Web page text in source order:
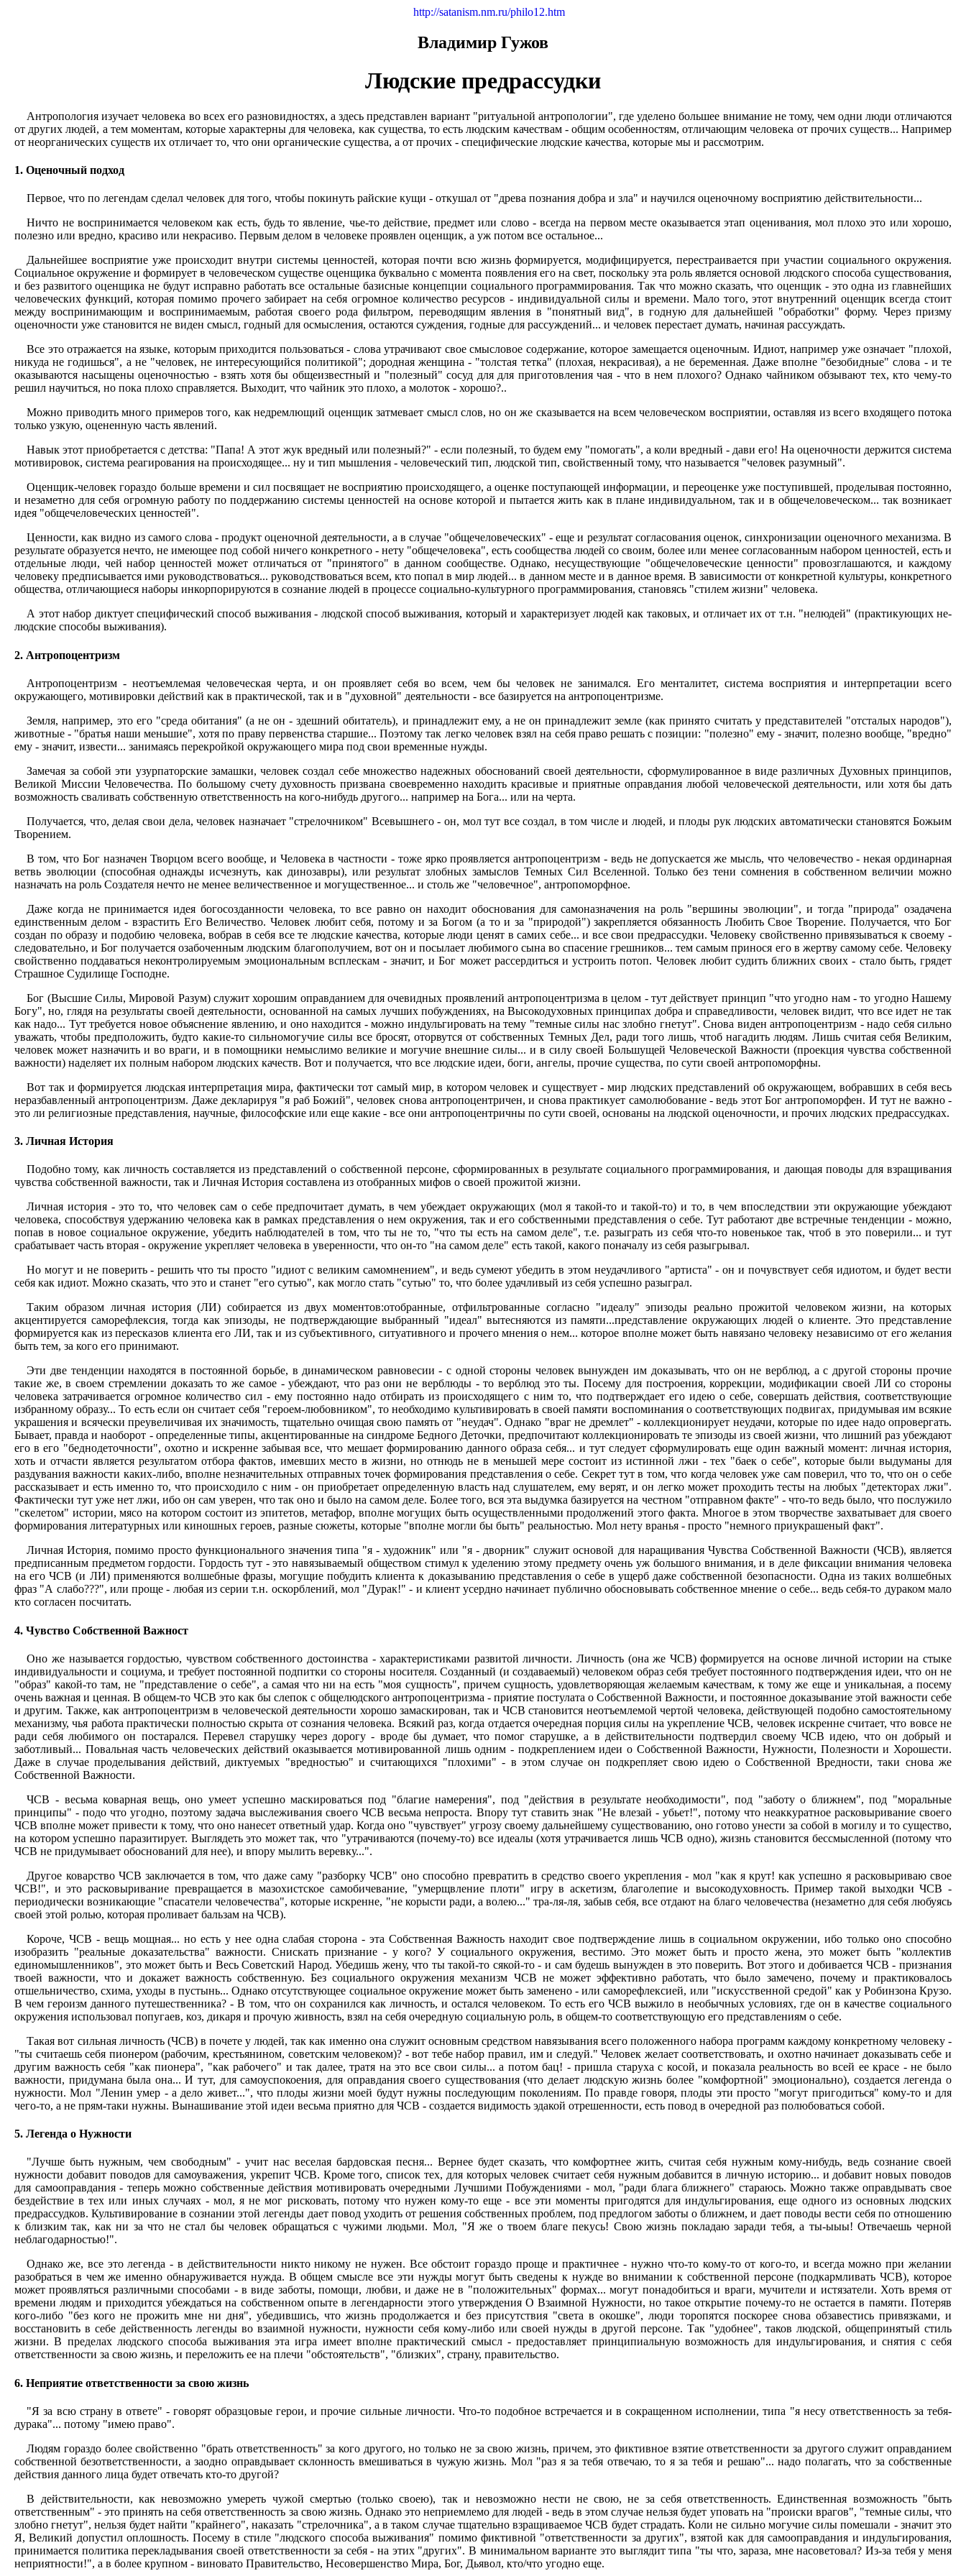
http://satanism.nm.ru/philo12.htm
Владимир Гужов
Людские предрассудки
Антропология изучает человека во всех его разновидностях, а здесь представлен вариант "ритуальной антропологии", где уделено большее внимание не тому, чем одни люди отличаются
от других людей, а тем моментам, которые характерны для человека, как существа, то есть людским качествам - общим особенностям, отличающим человека от прочих существ... Например
от неорганических существ их отличает то, что они органические существа, а от прочих - специфические людские качества, которые мы и рассмотрим.
1. Оценочный подход
Первое, что по легендам сделал человек для того, чтобы покинуть райские кущи - откушал от "древа познания добра и зла" и научился оценочному восприятию действительности...
Ничто не воспринимается человеком как есть, будь то явление, чье-то действие, предмет или слово - всегда на первом месте оказывается этап оценивания, мол плохо это или хорошо,
полезно или вредно, красиво или некрасиво. Первым делом в человеке проявлен оценщик, а уж потом все остальное...
Дальнейшее восприятие уже происходит внутри системы ценностей, которая почти всю жизнь формируется, модифицируется, перестраивается при участии социального окружения.
Социальное окружение и формирует в человеческом существе оценщика буквально с момента появления его на свет, поскольку эта роль является основой людского способа существования,
и без развитого оценщика не будут исправно работать все остальные базисные концепции социального программирования. Так что можно сказать, что оценщик - это одна из главнейших
человеческих функций, которая помимо прочего забирает на себя огромное количество ресурсов - индивидуальной силы и времени. Мало того, этот внутренний оценщик всегда стоит
между воспринимающим и воспринимаемым, работая своего рода фильтром, переводящим явления в "понятный вид", в годную для дальнейшей "обработки" форму. Через призму
оценочности уже становится не виден смысл, годный для осмысления, остаются суждения, годные для рассуждений... и человек перестает думать, начиная рассуждать.
Все это отражается на языке, которым приходится пользоваться - слова утрачивают свое смысловое содержание, которое замещается оценочным. Идиот, например уже означает "плохой,
никуда не годишься", а не "человек, не интересующийся политикой"; дородная женщина - "толстая тетка" (плохая, некрасивая), а не беременная. Даже вполне "безобидные" слова - и те
оказываются насыщены оценочностью - взять хотя бы общеизвестный и "полезный" сосуд для для приготовления чая - что в нем плохого? Однако чайником обзывают тех, кто чему-то
решил научиться, но пока плохо справляется. Выходит, что чайник это плохо, а молоток - хорошо?..
Можно приводить много примеров того, как недремлющий оценщик затмевает смысл слов, но он же сказывается на всем человеческом восприятии, оставляя из всего входящего потока
только узкую, оцененную часть явлений.
Навык этот приобретается с детства: "Папа! А этот жук вредный или полезный?" - если полезный, то будем ему "помогать", а коли вредный - дави его! На оценочности держится система
мотивировок, система реагирования на происходящее... ну и тип мышления - человеческий тип, людской тип, свойственный тому, что называется "человек разумный".
Оценщик-человек гораздо больше времени и сил посвящает не восприятию происходящего, а оценке поступающей информации, и переоценке уже поступившей, проделывая постоянно,
и незаметно для себя огромную работу по поддержанию системы ценностей на основе которой и пытается жить как в плане индивидуальном, так и в общечеловеческом... так возникает
идея "общечеловеческих ценностей".
Ценности, как видно из самого слова - продукт оценочной деятельности, а в случае "общечеловеческих" - еще и результат согласования оценок, синхронизации оценочного механизма. В
результате образуется нечто, не имеющее под собой ничего конкретного - нету "общечеловека", есть сообщества людей со своим, более или менее согласованным набором ценностей, есть и
отдельные люди, чей набор ценностей может отличаться от "принятого" в данном сообществе. Однако, несуществующие "общечеловеческие ценности" провозглашаются, и каждому
человеку предписывается ими руководствоваться... руководствоваться всем, кто попал в мир людей... в данном месте и в данное время. В зависимости от конкретной культуры, конкретного
общества, отличающиеся наборы инкорпорируются в сознание людей в процессе социально-культурного программирования, становясь "стилем жизни" человека.
А этот набор диктует специфический способ выживания - людской способ выживания, который и характеризует людей как таковых, и отличает их от т.н. "нелюдей" (практикующих не-
людские способы выживания).
2. Антропоцентризм
Антропоцентризм - неотъемлемая человеческая черта, и он проявляет себя во всем, чем бы человек не занимался. Его менталитет, система восприятия и интерпретации всего
окружающего, мотивировки действий как в практической, так и в "духовной" деятельности - все базируется на антропоцентризме.
Земля, например, это его "среда обитания" (а не он - здешний обитатель), и принадлежит ему, а не он принадлежит земле (как принято считать у представителей "отсталых народов"),
животные - "братья наши меньшие", хотя по праву первенства старшие... Поэтому так легко человек взял на себя право решать с позиции: "полезно" ему - значит, полезно вообще, "вредно"
ему - значит, извести... занимаясь перекройкой окружающего мира под свои временные нужды.
Замечая за собой эти узурпаторские замашки, человек создал себе множество надежных обоснований своей деятельности, сформулированное в виде различных Духовных принципов,
Великой Миссии Человечества. По большому счету духовность призвана своевременно находить красивые и приятные оправдания любой человеческой деятельности, или хотя бы дать
возможность сваливать собственную ответственность на кого-нибудь другого... например на Бога... или на черта.
Получается, что, делая свои дела, человек назначает "стрелочником" Всевышнего - он, мол тут все создал, в том числе и людей, и плоды рук людских автоматически становятся Божьим
Творением.
В том, что Бог назначен Творцом всего вообще, и Человека в частности - тоже ярко проявляется антропоцентризм - ведь не допускается же мысль, что человечество - некая ординарная
ветвь эволюции (способная однажды исчезнуть, как динозавры), или результат злобных замыслов Темных Сил Вселенной. Только без тени сомнения в собственном величии можно
назначать на роль Создателя нечто не менее величественное и могущественное... и столь же "человечное", антропоморфное.
Даже когда не принимается идея богосозданности человека, то все равно он находит обоснования для самоназначения на роль "вершины эволюции", и тогда "природа" озадачена
единственным делом - взрастить Его Величество. Человек любит себя, потому и за Богом (а то и за "природой") закрепляется обязанность Любить Свое Творение. Получается, что Бог
создан по образу и подобию человека, вобрав в себя все те людские качества, которые люди ценят в самих себе... и все свои предрассудки. Человеку свойственно привязываться к своему -
следовательно, и Бог получается озабоченным людским благополучием, вот он и посылает любимого сына во спасение грешников... тем самым принося его в жертву самому себе. Человеку
свойственно поддаваться неконтролируемым эмоциональным всплескам - значит, и Бог может рассердиться и устроить потоп. Человек любит судить ближних своих - стало быть, грядет
Страшное Судилище Господне.
Бог (Высшие Силы, Мировой Разум) служит хорошим оправданием для очевидных проявлений антропоцентризма в целом - тут действует принцип "что угодно нам - то угодно Нашему
Богу", но, глядя на результаты своей деятельности, основанной на самых лучших побуждениях, на Высокодуховных принципах добра и справедливости, человек видит, что все идет не так
как надо... Тут требуется новое объяснение явлению, и оно находится - можно индульгировать на тему "темные силы нас злобно гнетут". Снова виден антропоцентризм - надо себя сильно
уважать, чтобы предположить, будто какие-то сильномогучие силы все бросят, оторвутся от собственных Темных Дел, ради того лишь, чтоб нагадить людям. Лишь считая себя Великим,
человек может назначить и во враги, и в помощники немыслимо великие и могучие внешние силы... и в силу своей Большущей Человеческой Важности (проекция чувства собственной
важности) наделяет их полным набором людских качеств. Вот и получается, что все людские идеи, боги, ангелы, прочие существа, по сути своей антропоморфны.
Вот так и формируется людская интерпретация мира, фактически тот самый мир, в котором человек и существует - мир людских представлений об окружающем, вобравших в себя весь
неразбавленный антропоцентризм. Даже декларируя "я раб Божий", человек снова антропоцентричен, и снова практикует самолюбование - ведь этот Бог антропоморфен. И тут не важно -
это ли религиозные представления, научные, философские или еще какие - все они антропоцентричны по сути своей, основаны на людской оценочности, и прочих людских предрассудках.
3. Личная История
Подобно тому, как личность составляется из представлений о собственной персоне, сформированных в результате социального программирования, и дающая поводы для взращивания
чувства собственной важности, так и Личная История составлена из отобранных мифов о своей прожитой жизни.
Личная история - это то, что человек сам о себе предпочитает думать, в чем убеждает окружающих (мол я такой-то и такой-то) и то, в чем впоследствии эти окружающие убеждают
человека, способствуя удержанию человека как в рамках представления о нем окружения, так и его собственными представления о себе. Тут работают две встречные тенденции - можно,
попав в новое социальное окружение, убедить наблюдателей в том, что ты не то, "что ты есть на самом деле", т.е. разыграть из себя что-то новенькое так, чтоб в это поверили... и тут
срабатывает часть вторая - окружение укрепляет человека в уверенности, что он-то "на самом деле" есть такой, какого поначалу из себя разыгрывал.
Но могут и не поверить - решить что ты просто "идиот с великим самомнением", и ведь сумеют убедить в этом неудачливого "артиста" - он и почувствует себя идиотом, и будет вести
себя как идиот. Можно сказать, что это и станет "его сутью", как могло стать "сутью" то, что более удачливый из себя успешно разыграл.
Таким образом личная история (ЛИ) собирается из двух моментов:отобранные, отфильтрованные согласно "идеалу" эпизоды реально прожитой человеком жизни, на которых
акцентируется саморефлексия, тогда как эпизоды, не подтверждающие выбранный "идеал" вытесняются из памяти...представление окружающих людей о клиенте. Это представление
формируется как из пересказов клиента его ЛИ, так и из субъективного, ситуативного и прочего мнения о нем... которое вполне может быть навязано человеку независимо от его желания
быть тем, за кого его принимают.
Эти две тенденции находятся в постоянной борьбе, в динамическом равновесии - с одной стороны человек вынужден им доказывать, что он не верблюд, а с другой стороны прочие
такие же, в своем стремлении доказать то же самое - убеждают, что раз они не верблюды - то верблюд это ты. Посему для построения, коррекции, модификации своей ЛИ со стороны
человека затрачивается огромное количество сил - ему постоянно надо отбирать из происходящего с ним то, что подтверждает его идею о себе, совершать действия, соответствующие
избранному образу... То есть если он считает себя "героем-любовником", то необходимо культивировать в своей памяти воспоминания о соответствующих подвигах, придумывая им всякие
украшения и всячески преувеличивая их значимость, тщательно очищая свою память от "неудач". Однако "враг не дремлет" - коллекционирует неудачи, которые по идее надо опровергать.
Бывает, правда и наоборот - определенные типы, акцентированные на синдроме Бедного Деточки, предпочитают коллекционировать те эпизоды из своей жизни, что лишний раз убеждают
его в его "беднодеточности", охотно и искренне забывая все, что мешает формированию данного образа себя... и тут следует сформулировать еще один важный момент: личная история,
хоть и отчасти является результатом отбора фактов, имевших место в жизни, но отнюдь не в меньшей мере состоит из истинной лжи - тех "баек о себе", которые были выдуманы для
раздувания важности каких-либо, вполне незначительных отправных точек формирования представления о себе. Секрет тут в том, что когда человек уже сам поверил, что то, что он о себе
рассказывает и есть именно то, что происходило с ним - он приобретает определенную власть над слушателем, ему верят, и он легко может проходить тесты на любых "детекторах лжи".
Фактически тут уже нет лжи, ибо он сам уверен, что так оно и было на самом деле. Более того, вся эта выдумка базируется на честном "отправном факте" - что-то ведь было, что послужило
"скелетом" истории, мясо на котором состоит из эпитетов, метафор, вполне могущих быть осуществленными продолжений этого факта. Многое в этом творчестве захватывает для своего
формирования литературных или киношных героев, разные сюжеты, которые "вполне могли бы быть" реальностью. Мол нету вранья - просто "немного приукрашеный факт".
Личная История, помимо просто функционального значения типа "я - художник" или "я - дворник" служит основой для наращивания Чувства Собственной Важности (ЧСВ), является
предписанным предметом гордости. Гордость тут - это навязываемый обществом стимул к уделению этому предмету очень уж большого внимания, и в деле фиксации внимания человека
на его ЧСВ (и ЛИ) применяются волшебные фразы, могущие побудить клиента к доказыванию представления о себе в ущерб даже собственной безопасности. Одна из таких волшебных
фраз "А слабо???", или проще - любая из серии т.н. оскорблений, мол "Дурак!" - и клиент усердно начинает публично обосновывать собственное мнение о себе... ведь себя-то дураком мало
кто согласен посчитать.
4. Чувство Собственной Важност
Оно же называется гордостью, чувством собственного достоинства - характеристиками развитой личности. Личность (она же ЧСВ) формируется на основе личной истории на стыке
индивидуальности и социума, и требует постоянной подпитки со стороны носителя. Созданный (и создаваемый) человеком образ себя требует постоянного подтверждения идеи, что он не
"образ" какой-то там, не "представление о себе", а самая что ни на есть "моя сущность", причем сущность, удовлетворяющая желаемым качествам, к тому же еще и уникальная, а посему
очень важная и ценная. В общем-то ЧСВ это как бы слепок с общелюдского антропоцентризма - приятие постулата о Собственной Важности, и постоянное доказывание этой важности себе
и другим. Также, как антропоцентризм в человеческой деятельности хорошо замаскирован, так и ЧСВ становится неотъемлемой чертой человека, действующей подобно самостоятельному
механизму, чья работа практически полностью скрыта от сознания человека. Всякий раз, когда отдается очередная порция силы на укрепление ЧСВ, человек искренне считает, что вовсе не
ради себя любимого он постарался. Перевел старушку через дорогу - вроде бы думает, что помог старушке, а в действительности подтвердил своему ЧСВ идею, что он добрый и
заботливый... Повальная часть человеческих действий оказывается мотивированной лишь одним - подкреплением идеи о Собственной Важности, Нужности, Полезности и Хорошести.
Даже в случае проделывания действий, диктуемых "вредностью" и считающихся "плохими" - в этом случае он подкрепляет свою идею о Собственной Вредности, таки снова же
Собственной Важности.
ЧСВ - весьма коварная вещь, оно умеет успешно маскироваться под "благие намерения", под "действия в результате необходимости", под "заботу о ближнем", под "моральные
принципы" - подо что угодно, поэтому задача выслеживания своего ЧСВ весьма непроста. Впору тут ставить знак "Не влезай - убьет!", потому что неаккуратное расковыривание своего
ЧСВ вполне может привести к тому, что оно нанесет ответный удар. Когда оно "чувствует" угрозу своему дальнейшему существованию, оно готово унести за собой в могилу и то существо,
на котором успешно паразитирует. Выглядеть это может так, что "утрачиваются (почему-то) все идеалы (хотя утрачивается лишь ЧСВ одно), жизнь становится бессмысленной (потому что
ЧСВ не придумывает обоснований для нее), и впору мылить веревку...".
Другое коварство ЧСВ заключается в том, что даже саму "разборку ЧСВ" оно способно превратить в средство своего укрепления - мол "как я крут! как успешно я расковыриваю свое
ЧСВ!", и это расковыривание превращается в мазохистское самобичевание, "умерщвление плоти" игру в аскетизм, благолепие и высокодуховность. Пример такой выходки ЧСВ -
периодически возникающие "спасатели человечества", которые искренне, "не корысти ради, а волею..." тра-ля-ля, забыв себя, все отдают на благо человечества (незаметно для себя любуясь
своей этой ролью, которая проливает бальзам на ЧСВ).
Короче, ЧСВ - вещь мощная... но есть у нее одна слабая сторона - эта Собственная Важность находит свое подтверждение лишь в социальном окружении, ибо только оно способно
изобразить "реальные доказательства" важности. Снискать признание - у кого? У социального окружения, вестимо. Это может быть и просто жена, это может быть "коллектив
единомышленников", это может быть и Весь Советский Народ. Убедишь жену, что ты такой-то сякой-то - и сам будешь вынужден в это поверить. Вот этого и добивается ЧСВ - признания
твоей важности, что и докажет важность собственную. Без социального окружения механизм ЧСВ не может эффективно работать, что было замечено, почему и практиковалось
отшельничество, схима, уходы в пустынь... Однако отсутствующее социальное окружение может быть заменено - или саморефлексией, или "искусственной средой" как у Робинзона Крузо.
В чем героизм данного путешественника? - В том, что он сохранился как личность, и остался человеком. То есть его ЧСВ выжило в необычных условиях, где он в качестве социального
окружения использовал попугаев, коз, дикаря и прочую живность, взял на себя очередную социальную роль, в общем-то соответствующую его представлениям о себе.
Такая вот сильная личность (ЧСВ) в почете у людей, так как именно она служит основным средством навязывания всего положенного набора программ каждому конкретному человеку -
"ты считаешь себя пионером (рабочим, крестьянином, советским человеком)? - вот тебе набор правил, им и следуй." Человек желает соответствовать, и охотно начинает доказывать себе и
другим важность себя "как пионера", "как рабочего" и так далее, тратя на это все свои силы... а потом бац! - пришла старуха с косой, и показала реальность во всей ее красе - не было
важности, придумана была она... И тут, для самоуспокоения, для оправдания своего существования (что делает людскую жизнь более "комфортной" эмоционально), создается легенда о
нужности. Мол "Ленин умер - а дело живет...", что плоды жизни моей будут нужны последующим поколениям. По правде говоря, плоды эти просто "могут пригодиться" кому-то и для
чего-то, а не прям-таки нужны. Вынашивание этой идеи весьма приятно для ЧСВ - создается видимость эдакой отрешенности, есть повод в очередной раз полюбоваться собой.
5. Легенда о Нужности
"Лучше быть нужным, чем свободным" - учит нас веселая бардовская песня... Вернее будет сказать, что комфортнее жить, считая себя нужным кому-нибудь, ведь сознание своей
нужности добавит поводов для самоуважения, укрепит ЧСВ. Кроме того, список тех, для которых человек считает себя нужным добавится в личную историю... и добавит новых поводов
для самооправдания - теперь можно собственные действия мотивировать очередными Лучшими Побуждениями - мол, "ради блага ближнего" стараюсь. Можно также оправдывать свое
бездействие в тех или иных случаях - мол, я не мог рисковать, потому что нужен кому-то еще - все эти моменты пригодятся для индульгирования, еще одного из основных людских
предрассудков. Культивирование в сознании этой легенды дает повод уходить от решения собственных проблем, под предлогом заботы о ближнем, и дает поводы вести себя по отношению
к близким так, как ни за что не стал бы человек обращаться с чужими людьми. Мол, "Я же о твоем благе пекусь! Свою жизнь покладаю заради тебя, а ты-ыыы! Отвечаешь черной
неблагодарностью!".
Однако же, все это легенда - в действительности никто никому не нужен. Все обстоит гораздо проще и практичнее - нужно что-то кому-то от кого-то, и всегда можно при желании
разобраться в чем же именно обнаруживается нужда. В общем смысле все эти нужды могут быть сведены к нужде во внимании к собственной персоне (подкармливать ЧСВ), которое
может проявляться различными способами - в виде заботы, помощи, любви, и даже не в "положительных" формах... могут понадобиться и враги, мучители и истязатели. Хоть время от
времени людям и приходится убеждаться на собственном опыте в легендарности этого утверждения О Взаимной Нужности, но такое открытие почему-то не остается в памяти. Потеряв
кого-либо "без кого не прожить мне ни дня", убедившись, что жизнь продолжается и без присутствия "света в окошке", люди торопятся поскорее снова обзавестись привязками, и
восстановить в себе действенность легенды во взаимной нужности, нужности себя кому-либо или своей нужды в другой персоне. Так "удобнее", таков людской, общепринятый стиль
жизни. В пределах людского способа выживания эта игра имеет вполне практический смысл - предоставляет принципиальную возможность для индульгирования, и снятия с себя
ответственности за свою жизнь, и переложить ее на плечи "обстоятельств", "близких", страну, правительство.
6. Неприятие ответственности за свою жизнь
"Я за всю страну в ответе" - говорят образцовые герои, и прочие сильные личности. Что-то подобное встречается и в сокращенном исполнении, типа "я несу ответственность за тебя-
дурака"... потому "имею право".
Людям гораздо более свойственно "брать ответственность" за кого другого, но только не за свою жизнь, причем, это фиктивное взятие ответственности за другого служит оправданием
собственной безответственности, а заодно оправдывает склонность вмешиваться в чужую жизнь. Мол "раз я за тебя отвечаю, то я за тебя и решаю"... надо полагать, что за собственные
действия данного лица будет отвечать кто-то другой?
В действительности, как невозможно умереть чужой смертью (только своею), так и невозможно нести не свою, не за себя ответственность. Единственная возможность "быть
ответственным" - это принять на себя ответственность за свою жизнь. Однако это неприемлемо для людей - ведь в этом случае нельзя будет уповать на "происки врагов", "темные силы, что
злобно гнетут", нельзя будет найти "крайнего", наказать "стрелочника", а в таком случае тщательно взращиваемое ЧСВ будет страдать. Коли не сильно могучие силы помешали - значит это
Я, Великий допустил оплошность. Посему в стиле "людского способа выживания" помимо фиктивной "ответственности за других", взятой как для самооправдания и индульгирования,
принимается политика перекладывания своей ответственности за себя - на этих "других". В минимальном варианте это выглядит типа "ты что, зараза, мне насоветовал? Из-за тебя у меня
неприятности!", а в более крупном - виновато Правительство, Несовершенство Мира, Бог, Дьявол, кто/что угодно еще.